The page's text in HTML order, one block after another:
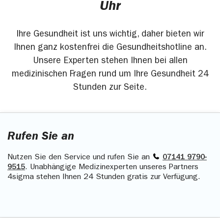
Uhr
Ihre Gesundheit ist uns wichtig, daher bieten wir
Ihnen ganz kostenfrei die Gesundheitshotline an.
Unsere Experten stehen Ihnen bei allen
medizinischen Fragen rund um Ihre Gesundheit 24
Stunden zur Seite.
Rufen Sie an
Nutzen Sie den Service und rufen Sie an
07141 9790-
9515. Unabhängige Medizinexperten unseres Partners
4sigma stehen Ihnen 24 Stunden gratis zur Verfügung.